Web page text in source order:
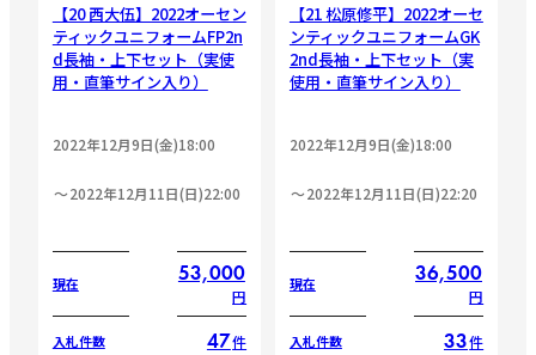
【20 西大伍】2022オーセン
ティックユニフォームFP2n
d長袖・上下セット（実使
用・直筆サイン入り）
2022年12月9日(金)18:00
2022年12月11日(日)22:00
現在 53,000
円
入札件数 47件
【21 松原修平】2022オーセ
ンティックユニフォームGK
2nd長袖・上下セット（実
使用・直筆サイン入り）
2022年12月9日(金)18:00
2022年12月11日(日)22:20
現在 36,500
円
入札件数 33件